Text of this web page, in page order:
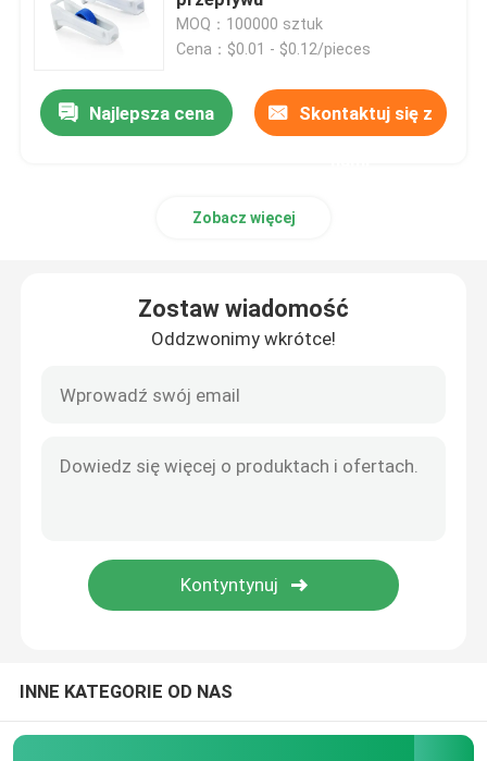
Akcesoria do strzykawek
Akcesoria do pobierania krwi
Halogenowana guma butylowa
Rurka silikonowa medyczna
Rurka drenażowa
Rurka infuzyjna
MOQ：100000 sztuk
Cena：$0.01 - $0.12/pieces
Najlepsza cena Skontaktuj się z
Zobacz więcej
Zostaw wiadomość
Oddzwonimy wkrótce!
INNE KATEGORIE OD NAS